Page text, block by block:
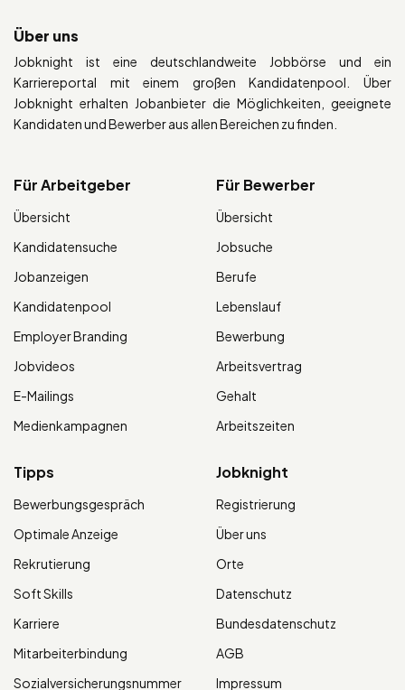
Über uns
Jobknight ist eine deutschlandweite Jobbörse und ein
Karriereportal mit einem großen Kandidatenpool. Über
Jobknight erhalten Jobanbieter die Möglichkeiten, geeignete
Kandidaten und Bewerber aus allen Bereichen zu finden.
Für Arbeitgeber
Übersicht
Kandidatensuche
Jobanzeigen
Kandidatenpool
Employer Branding
Jobvideos
E-Mailings
Medienkampagnen
Für Bewerber
Übersicht
Jobsuche
Berufe
Lebenslauf
Bewerbung
Arbeitsvertrag
Gehalt
Arbeitszeiten
Tipps
Bewerbungsgespräch
Optimale Anzeige
Rekrutierung
Soft Skills
Karriere
Mitarbeiterbindung
Sozialversicherungsnummer
Jobknight
Registrierung
Über uns
Orte
Datenschutz
Bundesdatenschutz
AGB
Impressum